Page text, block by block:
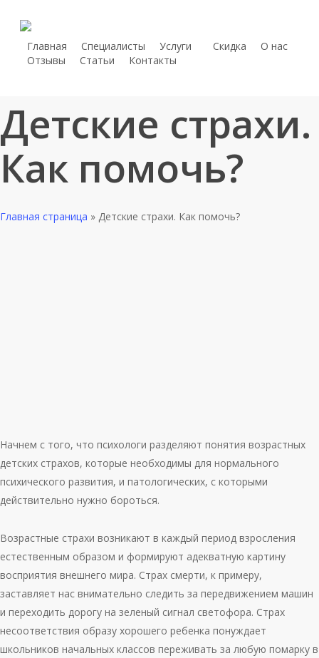
content
Главная Специалисты Услуги Скидка
О нас
Отзывы
Статьи Контакты
Детские страхи.
Как помочь?
Главная страница » Детские страхи. Как помочь?
Начнем с того, что психологи разделяют понятия возрастных
детских страхов, которые необходимы для нормального
психического развития, и патологических, с которыми
действительно нужно бороться.
Возрастные страхи возникают в каждый период взросления
естественным образом и формируют адекватную картину
восприятия внешнего мира. Страх смерти, к примеру,
заставляет нас внимательно следить за передвижением машин
и переходить дорогу на зеленый сигнал светофора. Страх
несоответствия образу хорошего ребенка понуждает
школьников начальных классов переживать за любую помарку в